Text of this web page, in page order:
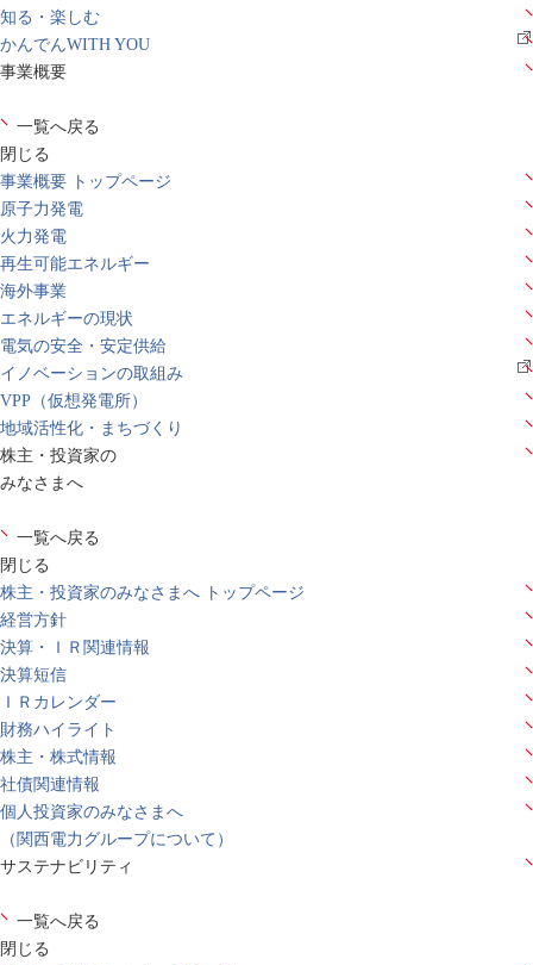
知る・楽しむ
かんでんWITH YOU
事業概要
一覧へ戻る
閉じる
事業概要 トップページ
原子力発電
火力発電
再生可能エネルギー
海外事業
エネルギーの現状
電気の安全・安定供給
イノベーションの取組み
VPP（仮想発電所）
地域活性化・まちづくり
株主・投資家の
みなさまへ
一覧へ戻る
閉じる
株主・投資家のみなさまへ トップページ
経営方針
決算・ＩＲ関連情報
決算短信
ＩＲカレンダー
財務ハイライト
株主・株式情報
社債関連情報
個人投資家のみなさまへ
（関西電力グループについて）
サステナビリティ
一覧へ戻る
閉じる